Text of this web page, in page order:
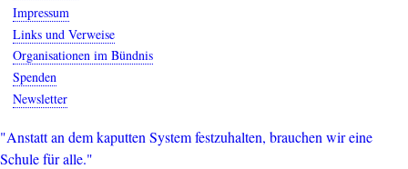
Impressum
Links und Verweise
Organisationen im Bündnis
Spenden
Newsletter
"Anstatt an dem kaputten System festzuhalten, brauchen wir eine
Schule für alle."